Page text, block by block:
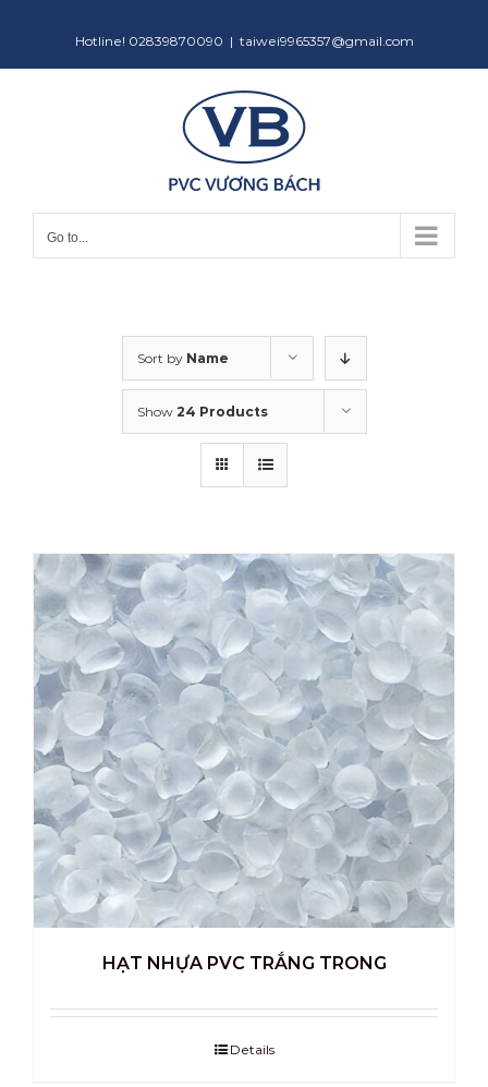
Hotline! 02839870090 | taiwei9965357@gmail.com
Go to...
Sort by Name
Show 24 Products
HẠT NHỰA PVC TRẮNG TRONG
Details